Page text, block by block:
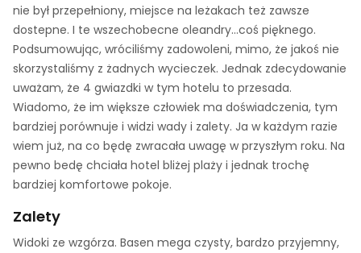
nie był przepełniony, miejsce na leżakach też zawsze
dostepne. I te wszechobecne oleandry...coś pięknego.
Podsumowując, wróciliśmy zadowoleni, mimo, że jakoś nie
skorzystaliśmy z żadnych wycieczek. Jednak zdecydowanie
uważam, że 4 gwiazdki w tym hotelu to przesada.
Wiadomo, że im większe człowiek ma doświadczenia, tym
bardziej porównuje i widzi wady i zalety. Ja w każdym razie
wiem już, na co będę zwracała uwagę w przyszłym roku. Na
pewno bedę chciała hotel bliżej plaży i jednak trochę
bardziej komfortowe pokoje.
Zalety
Widoki ze wzgórza. Basen mega czysty, bardzo przyjemny,